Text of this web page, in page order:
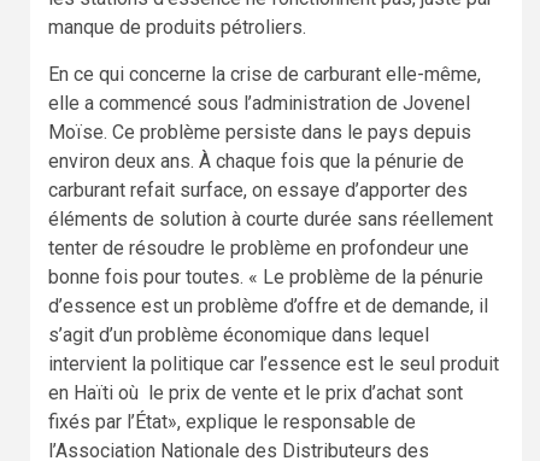
manque de produits pétroliers.
En ce qui concerne la crise de carburant elle-même,
elle a commencé sous l’administration de Jovenel
Moïse. Ce problème persiste dans le pays depuis
environ deux ans. À chaque fois que la pénurie de
carburant refait surface, on essaye d’apporter des
éléments de solution à courte durée sans réellement
tenter de résoudre le problème en profondeur une
bonne fois pour toutes. « Le problème de la pénurie
d’essence est un problème d’offre et de demande, il
s’agit d’un problème économique dans lequel
intervient la politique car l’essence est le seul produit
en Haïti où le prix de vente et le prix d’achat sont
fixés par l’État», explique le responsable de
l’Association Nationale des Distributeurs des